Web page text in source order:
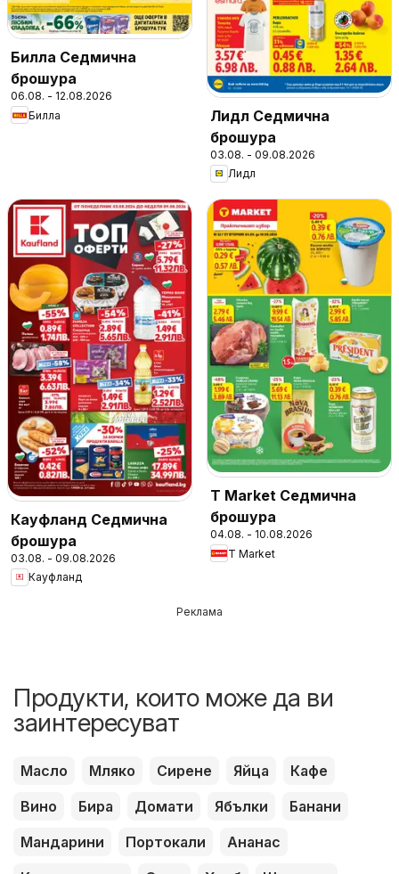
Билла Седмична
брошура
06.08. - 12.08.2026
Билла
Лидл Седмична
брошура
03.08. - 09.08.2026
Лидл
Кауфланд Седмична
брошура
03.08. - 09.08.2026
Кауфланд
T Market Седмична
брошура
04.08. - 10.08.2026
T Market
Реклама
Продукти, които може да ви
заинтересуват
Масло Мляко Сирене Яйца
Кафе
Вино
Бира Домати Ябълки
Банани
Мандарини
Портокали
Ананас